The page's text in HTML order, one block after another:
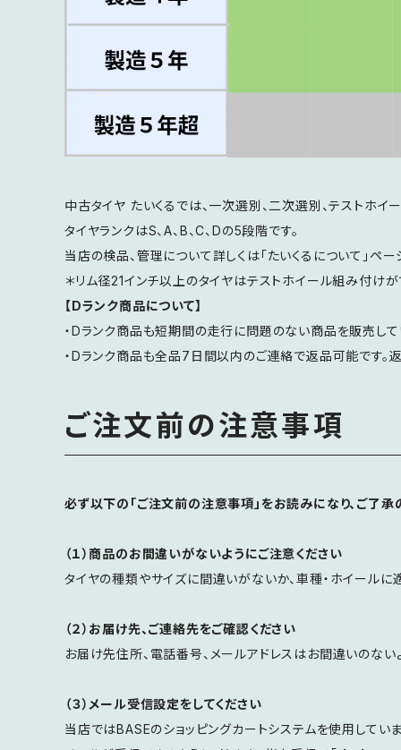
中古タイヤ たいくるでは、一次選別、二次選別、テストホ
タイヤランクはS、A、B、C、Dの5段階です。
当店の検品、管理について詳しくは「たいくるについて」ペ
＊リム径21インチ以上のタイヤはテストホイール組み付け
【Dランク商品について】
・Dランク商品も短期間の走行に問題のない商品を販売して
・Dランク商品も全品7日間以内のご連絡で返品可能です。
ご注文前の注意事項
必ず以下の「ご注文前の注意事項」をお読みになり、ご了承
（１）商品のお間違いがないようにご注意ください
タイヤの種類やサイズに間違いがないか、車種・ホイールに
（２）お届け先、ご連絡先をご確認ください
お届け先住所、電話番号、メールアドレスはお間違いのない
（３）メール受信設定をしてください
当店ではBASEのショッピングカートシステムを使用していま